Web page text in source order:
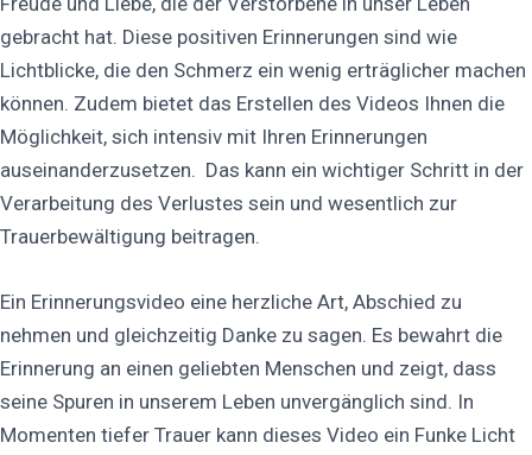
gebracht hat. Diese positiven Erinnerungen sind wie
Lichtblicke, die den Schmerz ein wenig erträglicher machen
können. Zudem bietet das Erstellen des Videos Ihnen die
Möglichkeit, sich intensiv mit Ihren Erinnerungen
auseinanderzusetzen. Das kann ein wichtiger Schritt in der
Verarbeitung des Verlustes sein und wesentlich zur
Trauerbewältigung beitragen.
Ein Erinnerungsvideo eine herzliche Art, Abschied zu
nehmen und gleichzeitig Danke zu sagen. Es bewahrt die
Erinnerung an einen geliebten Menschen und zeigt, dass
seine Spuren in unserem Leben unvergänglich sind. In
Momenten tiefer Trauer kann dieses Video ein Funke Licht